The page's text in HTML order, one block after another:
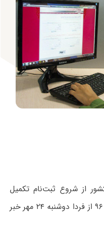
از شروع ثبت‌نام تکمیل
ظرفیت کارشناسی ارشد ناپیوسته ۹۶ از فردا دوشنبه ۲۴ مهر خبر